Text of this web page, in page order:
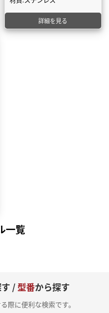
詳細を見る
一覧
/型番から探す
際に便利な検索です。